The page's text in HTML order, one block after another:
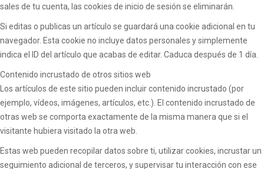
sales de tu cuenta, las cookies de inicio de sesión se eliminarán.
Si editas o publicas un artículo se guardará una cookie adicional en tu
navegador. Esta cookie no incluye datos personales y simplemente
indica el ID del artículo que acabas de editar. Caduca después de 1 día.
Contenido incrustado de otros sitios web
Los artículos de este sitio pueden incluir contenido incrustado (por
ejemplo, vídeos, imágenes, artículos, etc.). El contenido incrustado de
otras web se comporta exactamente de la misma manera que si el
visitante hubiera visitado la otra web.
Estas web pueden recopilar datos sobre ti, utilizar cookies, incrustar un
seguimiento adicional de terceros, y supervisar tu interacción con ese